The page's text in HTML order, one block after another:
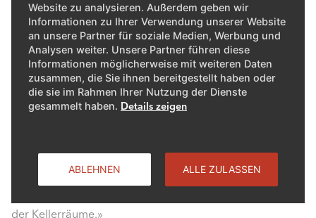
Website zu analysieren. Außerdem geben wir
Informationen zu Ihrer Verwendung unserer Website
an unsere Partner für soziale Medien, Werbung und
Analysen weiter. Unsere Partner führen diese
Informationen möglicherweise mit weiteren Daten
zusammen, die Sie ihnen bereitgestellt haben oder
die sie im Rahmen Ihrer Nutzung der Dienste
gesammelt haben. Details zeigen
ABLEHNEN ALLE ZULASSEN
bestehenden Hochtemperatur-Heizkörper. Im Zug der
Sanierung wurden auch die meisten Pumpen ersetzt.
Problemlose Umsetzung
Der bisherige Wassererwärmer wurde belassen. «Diesen
der Kellerräume.»